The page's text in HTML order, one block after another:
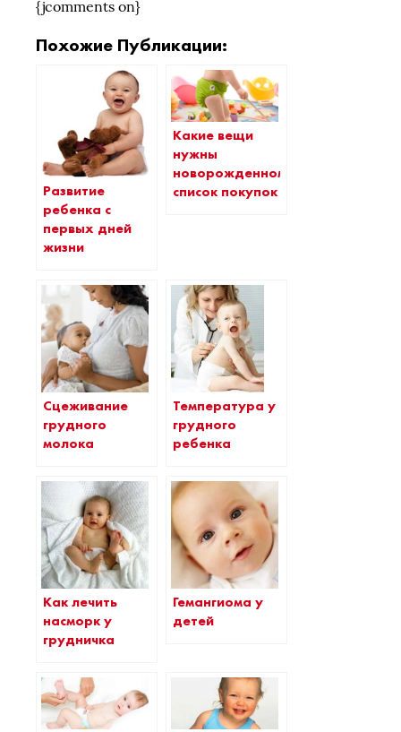
{jcomments on}
Похожие Публикации:
Развитие
ребенка с
первых дней
жизни
Какие вещи
нужны
новорожденному:
список покупок
Сцеживание
грудного
молока
Температура у
грудного
ребенка
Как лечить
насморк у
грудничка
Гемангиома у
детей